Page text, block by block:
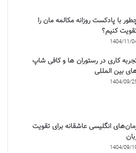
با پادکست روزانه مکالمه مان را
کنیم؟
1404/11/
کاری در رستوران ها و کافی شاپ
بین المللی
1404/09/
انگلیسی عاشقانه برای تقویت
1404/09/